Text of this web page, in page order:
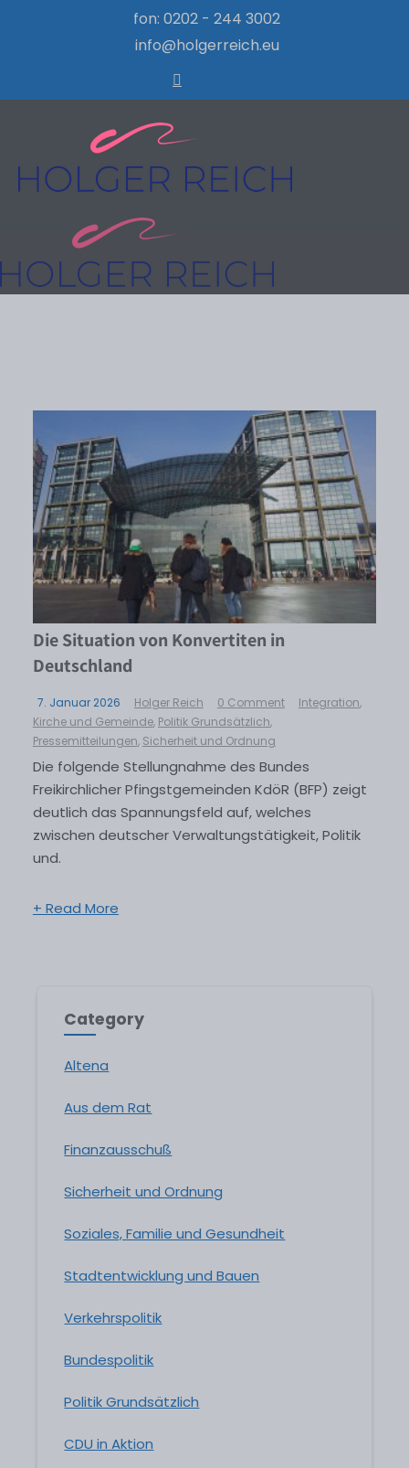
fon: 0202 - 244 3002
info@holgerreich.eu
Die Situation von Konvertiten in
Deutschland
7. Januar 2026 Holger Reich 0 Comment Integration,
Kirche und Gemeinde, Politik Grundsätzlich,
Pressemitteilungen, Sicherheit und Ordnung
Die folgende Stellungnahme des Bundes
Freikirchlicher Pfingstgemeinden KdöR (BFP) zeigt
deutlich das Spannungsfeld auf, welches
zwischen deutscher Verwaltungstätigkeit, Politik
und.
+ Read More
Category
Altena
Aus dem Rat
Finanzausschuß
Sicherheit und Ordnung
Soziales, Familie und Gesundheit
Stadtentwicklung und Bauen
Verkehrspolitik
Bundespolitik
Politik Grundsätzlich
CDU in Aktion